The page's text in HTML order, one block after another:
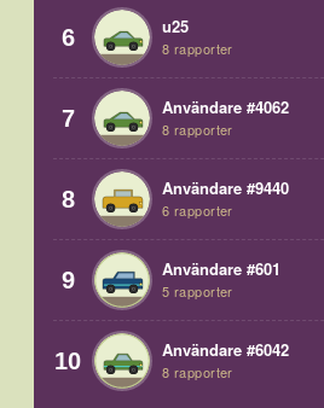
6 u25
8 rapporter
7 Användare #4062
8 rapporter
8 Användare #9440
6 rapporter
9 Användare #601
5 rapporter
10 Användare #6042
8 rapporter